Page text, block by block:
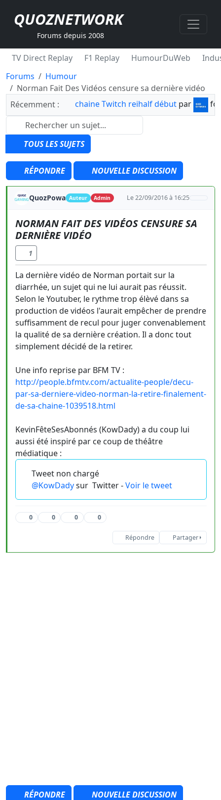
QUOZNETWORK
Forums depuis 2008
TV Direct Replay F1 Replay HumourDuWeb
Forums
Humour
Norman Fait Des Vidéos censure sa dernière vidéo
Récemment :
chaine Twitch reihalf début par
TOUS LES SUJETS
RÉPONDRE NOUVELLE DISCUSSION
QuozPowa Auteur Admin Le 22/09/2016 à 16:25
NORMAN FAIT DES VIDÉOS CENSURE SA
DERNIÈRE VIDÉO
1
La dernière vidéo de Norman portait sur la
diarrhée, un sujet qui ne lui aurait pas réussit.
Selon le Youtuber, le rythme trop élèvé dans sa
production de vidéos l'aurait empêcher de prendre
suffisamment de recul pour juger convenablement
la qualité de sa dernière création. Il a donc tout
simplement décidé de la retirer.
Une info reprise par BFM TV :
http://people.bfmtv.com/actualite-people/decu-
par-sa-derniere-video-norman-la-retire-finalement-
de-sa-chaine-1039518.html
KevinFêteSesAbonnés (KowDady) a du coup lui
aussi été inspiré par ce coup de théâtre
médiatique :
Tweet non chargé
@KowDadysur Twitter -Voir le tweet
0 0 0 0
Répondre Partager
RÉPONDRE NOUVELLE DISCUSSION